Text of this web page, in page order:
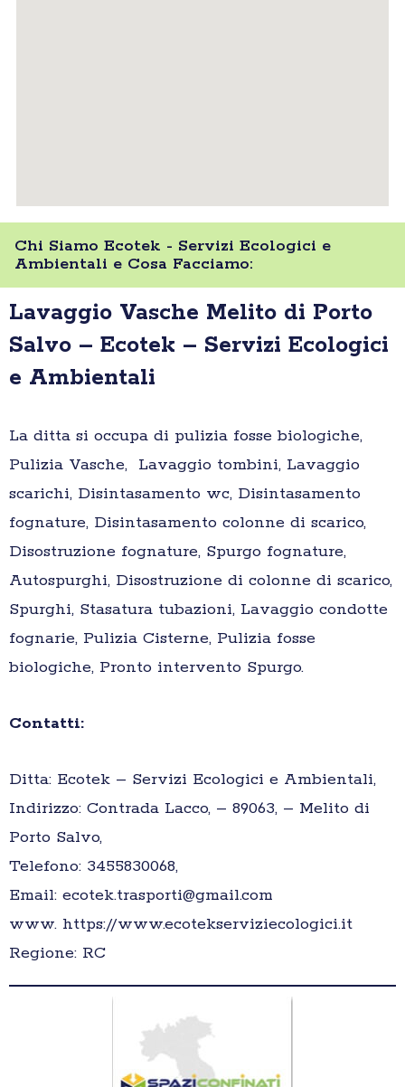
Chi Siamo Ecotek - Servizi Ecologici e
Ambientali e Cosa Facciamo:
Lavaggio Vasche Melito di Porto
Salvo – Ecotek – Servizi Ecologici
e Ambientali
La ditta si occupa di pulizia fosse biologiche,
Pulizia Vasche, Lavaggio tombini, Lavaggio
scarichi, Disintasamento wc, Disintasamento
fognature, Disintasamento colonne di scarico,
Disostruzione fognature, Spurgo fognature,
Autospurghi, Disostruzione di colonne di scarico,
Spurghi, Stasatura tubazioni, Lavaggio condotte
fognarie, Pulizia Cisterne, Pulizia fosse
biologiche, Pronto intervento Spurgo.
Contatti:
Ditta: Ecotek – Servizi Ecologici e Ambientali,
Indirizzo: Contrada Lacco, – 89063, – Melito di
Porto Salvo,
Telefono: 3455830068,
Email: ecotek.trasporti@gmail.com
www. https://www.ecotekserviziecologici.it
Regione: RC